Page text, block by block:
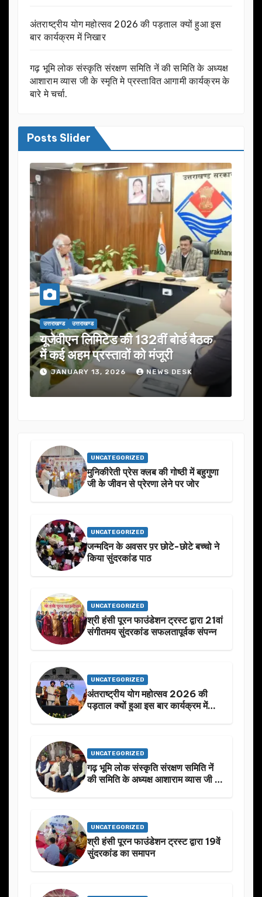
अंतराष्ट्रीय योग महोत्सव 2026 की पड़ताल क्यों हुआ इस
बार कार्यक्रम में निखार
गढ़ भूमि लोक संस्कृति संरक्षण समिति नें की समिति के अध्यक्ष
आशाराम व्यास जी के स्मृति मे प्रस्तावित आगामी कार्यक्रम के
बारे मे चर्चा.
Posts Slider
उत्तराखण्ड उत्तराखण्ड
यूजेवीएन लिमिटेड की 132वीं बोर्ड बैठक
में कई अहम प्रस्तावों को मंजूरी
JANUARY 13, 2026 NEWS DESK
UNCATEGORIZED
मुनिकीरेती प्रेस क्लब की गोष्ठी में बहुगुणा
जी के जीवन से प्रेरणा लेने पर जोर
UNCATEGORIZED
जन्मदिन के अवसर प़र छोटे-छोटे बच्चो ने
किया सुंदरकांड पाठ
UNCATEGORIZED
श्री हंसी पूरन फाउंडेशन ट्रस्ट द्वारा 21वां
संगीतमय सुंदरकांड सफलतापूर्वक संपन्न
UNCATEGORIZED
अंतराष्ट्रीय योग महोत्सव 2026 की
पड़ताल क्यों हुआ इस बार कार्यक्रम में
UNCATEGORIZED
गढ़ भूमि लोक संस्कृति संरक्षण समिति नें
की समिति के अध्यक्ष आशाराम व्यास जी के
UNCATEGORIZED
श्री हंसी पूरन फाउंडेशन ट्रस्ट द्वारा 19वें
सुंदरकांड का समापन